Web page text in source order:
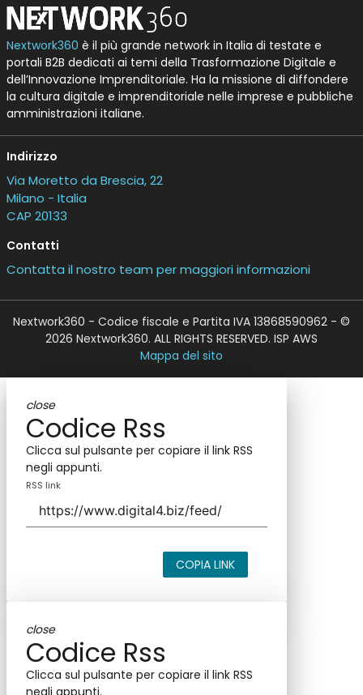
Nextwork360 è il più grande network in Italia di testate e
portali B2B dedicati ai temi della Trasformazione Digitale e
dell’Innovazione Imprenditoriale. Ha la missione di diffondere
la cultura digitale e imprenditoriale nelle imprese e pubbliche
amministrazioni italiane.
Indirizzo
Via Moretto da Brescia, 22
Milano - Italia
CAP 20133
Contatti
Contatta il nostro team per maggiori informazioni
Nextwork360 - Codice fiscale e Partita IVA 13868590962 - ©
2026 Nextwork360. ALL RIGHTS RESERVED. ISP AWS
Mappa del sito
close
Codice Rss
Clicca sul pulsante per copiare il link RSS
negli appunti.
RSS link
COPIA LINK
close
Codice Rss
Clicca sul pulsante per copiare il link RSS